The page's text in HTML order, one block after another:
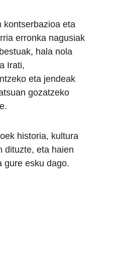
kontserbazioa eta
erronka nagusiak
hala nola
Irati,
eta jendeak
gozatzeko
historia, kultura
dituzte, eta haien
gure esku dago.